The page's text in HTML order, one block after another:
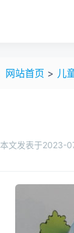
网站首页 > 儿
本文发表于2023-